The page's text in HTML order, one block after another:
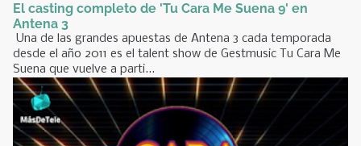
El casting completo de 'Tu Cara Me Suena 9' en
Antena 3
Una de las grandes apuestas de Antena 3 cada temporada
desde el año 2011 es el talent show de Gestmusic Tu Cara Me
Suena que vuelve a parti...